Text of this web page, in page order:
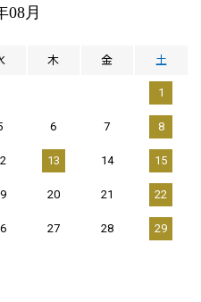
08月
木 金 土
1
6 7 8
13 14 15
20 21 22
27 28 29